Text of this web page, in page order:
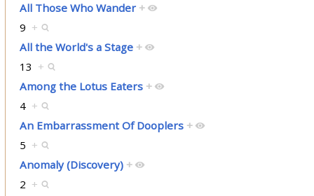
All Those Who Wander +
9 +
All the World's a Stage +
13 +
Among the Lotus Eaters +
4 +
An Embarrassment Of Dooplers +
5 +
Anomaly (Discovery) +
2 +